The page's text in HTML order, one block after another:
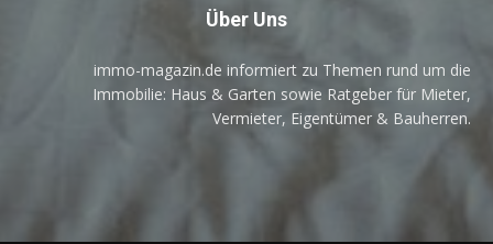
Über Uns
immo-magazin.de informiert zu Themen rund um die
Immobilie: Haus & Garten sowie Ratgeber für Mieter,
Vermieter, Eigentümer & Bauherren.